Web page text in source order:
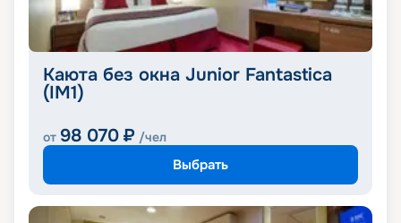
Каюта без окна Junior Fantastica
(IM1)
от 98 070 ₽ /чел
Выбрать